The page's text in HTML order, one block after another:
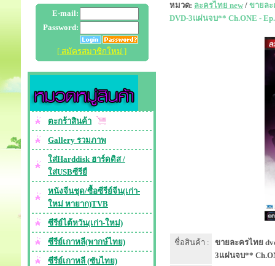
E-mail:
Password:
[ สมัครสมาชิกใหม่ ]
ตะกร้าสินค้า
Gallery รวมภาพ
ใส่Harddisk ฮาร์ดดิส /
ใส่USBซีรียื
หนังจีนชุด/ซื้อซีรีย์จีน(เก่า-
ใหม่ หายาก)TVB
ซีรีย์ไต้หวัน(เก่า-ใหม่)
ซีรีย์เกาหลี(พากษ์ไทย)
ซีรีย์เกาหลี (ซับไทย)
หมวด: ละครไทย new / ขายละ
DVD-3แผ่นจบ** Ch.ONE -
ชื่อสินค้า :
ขายละครไทย
3แผ่นจบ**